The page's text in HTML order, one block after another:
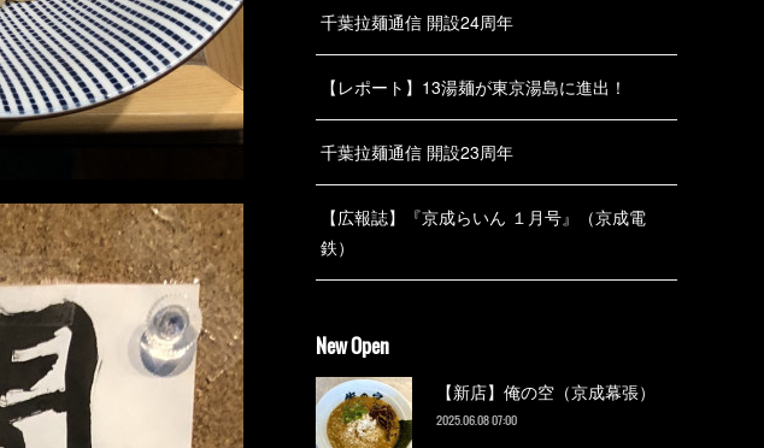
千葉拉麺通信 開設24周年
【レポート】13湯麺が東京湯島に進出！
千葉拉麺通信 開設23周年
【広報誌】『京成らいん １月号』（京成電
鉄）
New Open
【新店】俺の空（京成幕張）
2025.06.08 07:00